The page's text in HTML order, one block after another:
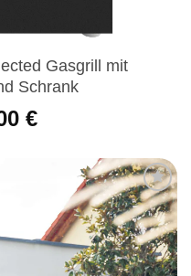
Gasgrill mit
Schrank
€
Produkt
merken